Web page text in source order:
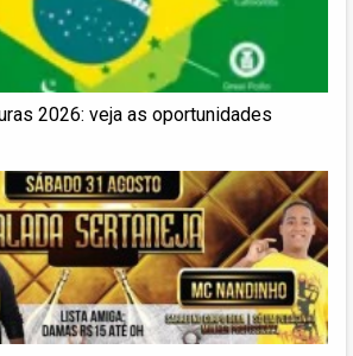
2026: veja as oportunidades